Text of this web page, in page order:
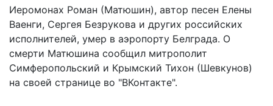
Иеромонах Роман (Матюшин), автор песен Елены
Ваенги, Сергея Безрукова и других российских
исполнителей, умер в аэропорту Белграда. О
смерти Матюшина сообщил митрополит
Симферопольский и Крымский Тихон (Шевкунов)
на своей странице во "ВКонтакте".